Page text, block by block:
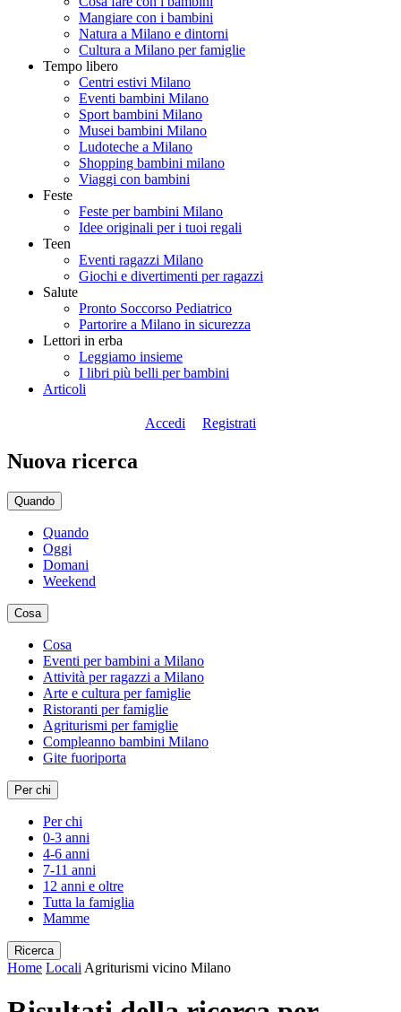
Mangiare con i bambini
Natura a Milano e dintorni
Cultura a Milano per famiglie
Tempo libero
Centri estivi Milano
Eventi bambini Milano
Sport bambini Milano
Musei bambini Milano
Ludoteche a Milano
Shopping bambini milano
Viaggi con bambini
Feste
Feste per bambini Milano
Idee originali per i tuoi regali
Teen
Eventi ragazzi Milano
Giochi e divertimenti per ragazzi
Salute
Pronto Soccorso Pediatrico
Partorire a Milano in sicurezza
Lettori in erba
Leggiamo insieme
I libri più belli per bambini
Articoli
Accedi Registrati
Nuova ricerca
Quando
Quando
Oggi
Domani
Weekend
Cosa
Cosa
Eventi per bambini a Milano
Attività per ragazzi a Milano
Arte e cultura per famiglie
Ristoranti per famiglie
Agriturismi per famiglie
Compleanno bambini Milano
Gite fuoriporta
Per chi
Per chi
0-3 anni
4-6 anni
7-11 anni
12 anni e oltre
Tutta la famiglia
Mamme
Ricerca
Home Locali Agriturismi vicino Milano